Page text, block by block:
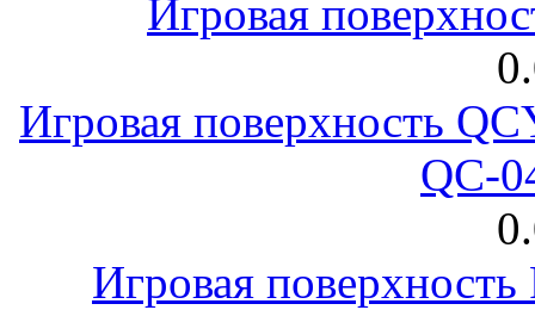
Игровая
Игровая поверхность
QC-
Игровая